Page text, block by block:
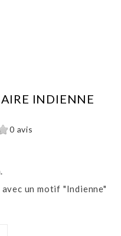
INDIENNE
0 avis
un motif "Indienne"